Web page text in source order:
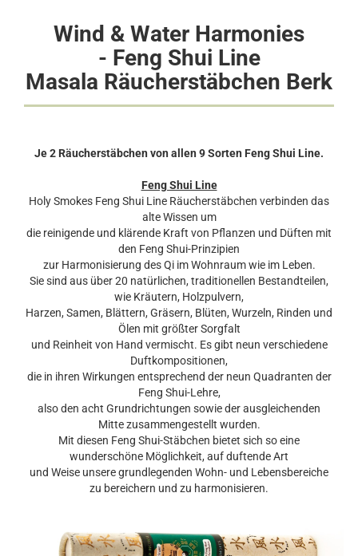
Wind & Water Harmonies
- Feng Shui Line
Masala Räucherstäbchen Berk
Je 2 Räucherstäbchen von allen 9 Sorten Feng Shui Line.
Feng Shui Line
Holy Smokes Feng Shui Line Räucherstäbchen verbinden das
alte Wissen um
die reinigende und klärende Kraft von Pflanzen und Düften mit
den Feng Shui-Prinzipien
zur Harmonisierung des Qi im Wohnraum wie im Leben.
Sie sind aus über 20 natürlichen, traditionellen Bestandteilen,
wie Kräutern, Holzpulvern,
Harzen, Samen, Blättern, Gräsern, Blüten, Wurzeln, Rinden und
Ölen mit größter Sorgfalt
und Reinheit von Hand vermischt. Es gibt neun verschiedene
Duftkompositionen,
die in ihren Wirkungen entsprechend der neun Qua­dranten der
Feng Shui-Lehre,
also den acht Grundrichtungen sowie der ausglei­chenden
Mitte zusammengestellt wurden.
Mit diesen Feng Shui-Stäbchen bietet sich so eine
wunderschöne Möglichkeit, auf duftende Art
und Weise unsere grundlegenden Wohn- und Lebensbereiche
zu bereichern und zu harmonisieren.